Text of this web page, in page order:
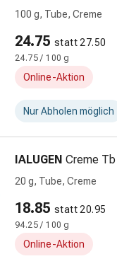
Blutgerinnung
Herznerven-
Störung
Gedächtnis-
Haut
Nase
100 g, Tube, Creme
24.75 statt 27.50
24.75 / 100 g
Online-Aktion
Nur Abholen möglich
IALUGEN Creme
20 g, Tube, Creme
18.85 statt 20.95
94.25 / 100 g
Online-Aktion